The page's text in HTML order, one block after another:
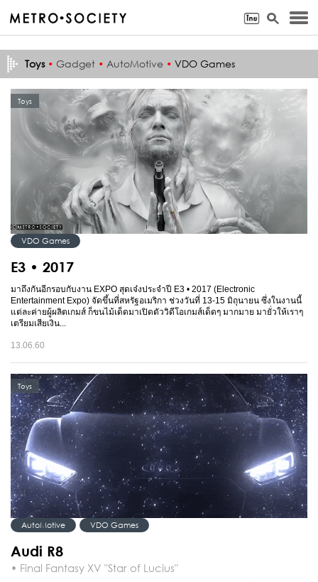
Toys • Gadget • AutoMotive • VDO Games
Toys
VDO Games
E3 • 2017
มาถึงกันอีกรอบกับงาน EXPO สุดเจ๋งประจำปี E3 • 2017 (Electronic
Entertainment Expo) จัดขึ้นที่สหรัฐอเมริกา ช่วงวันที่ 13-15 มิถุนายน ซึ่งในงานนี้
แต่ละค่ายผู้ผลิตเกมส์ ก็ขนไม้เด็ดมาเปิดตัววิดีโอเกมส์เด็ดๆ มากมาย มายั่วให้เราๆ
เตรียมเสียเงิน...
13.06.60
Toys
AutoMotive VDO Games
Audi R8
• Final Fantasy XV "Star of Lucius"